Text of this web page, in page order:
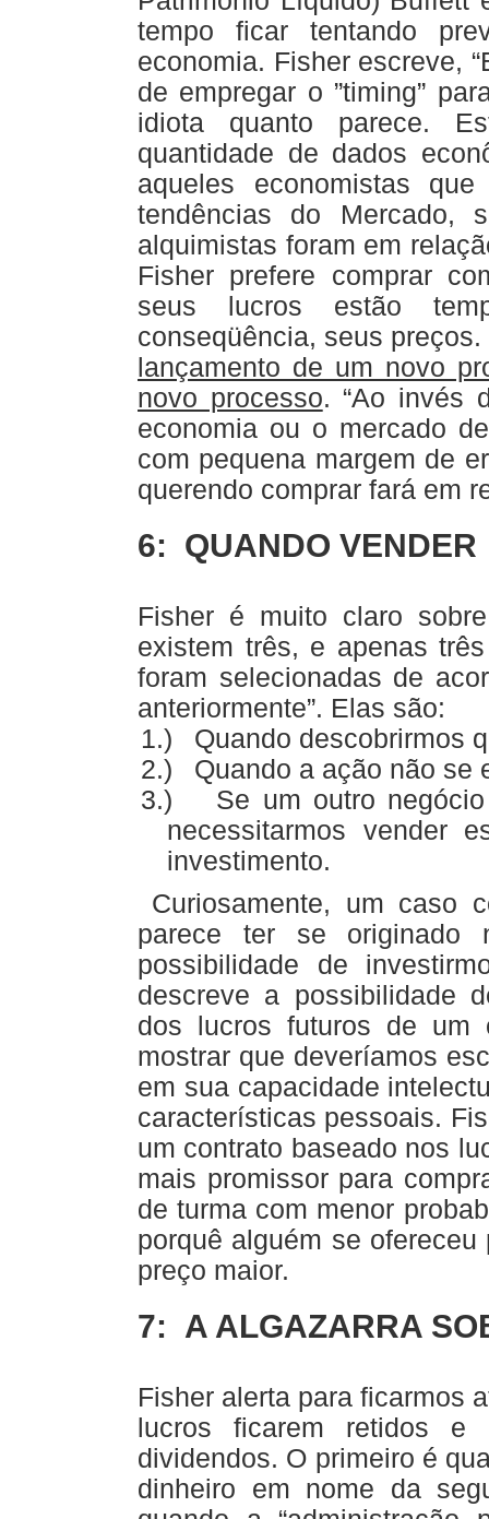
tempo ficar tentando
economia. Fisher escreve,
de empregar o ”timing”
idiota quanto parece.
quantidade de dados
aqueles economistas
tendências do
alquimistas foram em
Fisher prefere comprar
seus lucros estão
conseqüência, seus
lançamento de um novo
novo processo. “Ao invés
economia ou o mercado
com pequena margem de
querendo comprar fará em
6: QUANDO VENDER
Fisher é muito claro
existem três, e apenas
foram selecionadas de
anteriormente”. Elas são:
1.)
Quando descobrirmos
2.)
Quando a ação não se
3.)
Se um outro
necessitarmos vender
investimento.
Curiosamente, um caso
parece ter se originado
possibilidade de
descreve a possibilidade
dos lucros futuros de um
mostrar que deveríamos
em sua capacidade
características pessoais.
um contrato baseado nos
mais promissor para
de turma com menor
porquê alguém se
preço maior.
7: A ALGAZARRA
Fisher alerta para ficarmos
lucros ficarem retidos
dividendos. O primeiro é
dinheiro em nome da